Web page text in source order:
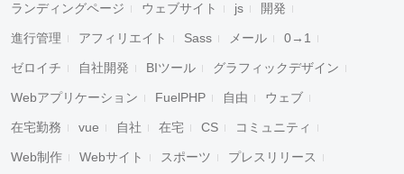
ランディングページ ウェブサイト js 開発
進行管理 アフィリエイト Sass メール 0→1
ゼロイチ 自社開発 BIツール グラフィックデザイン
Webアプリケーション FuelPHP 自由 ウェブ
在宅勤務 vue 自社 在宅 CS コミュニティ
Web制作 Webサイト スポーツ プレスリリース